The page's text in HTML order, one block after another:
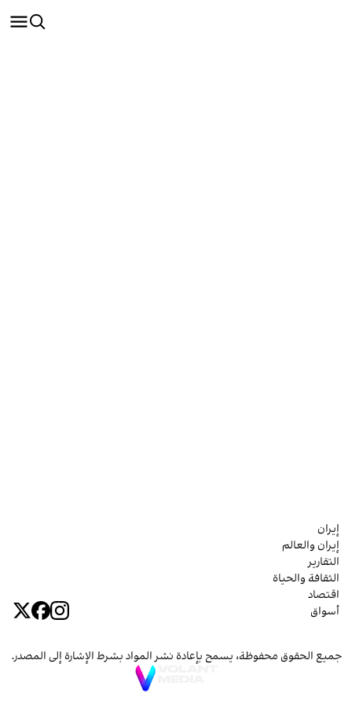
إيران
إيران والعالم
التقارير
الثقافة والحياة
اقتصاد
أسواق
جميع الحقوق محفوظة، يسمح بإعادة نشر المواد بشرط الإشارة إلى المصدر.